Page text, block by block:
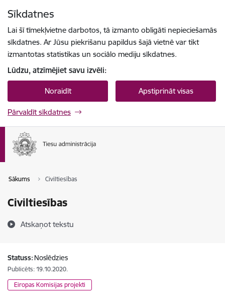
Sīkdatnes
Lai šī tīmekļvietne darbotos, tā izmanto obligāti nepieciešamās
sīkdatnes. Ar Jūsu piekrišanu papildus šajā vietnē var tikt
izmantotas statistikas un sociālo mediju sīkdatnes.
Lūdzu, atzīmējiet savu izvēli:
Noraidīt Apstiprināt visas
Pārvaldīt sīkdatnes
Sākums Civiltiesības
Civiltiesības
Atskaņot tekstu
Statuss: Noslēdzies
Publicēts: 19.10.2020.
Eiropas Komisijas projekti